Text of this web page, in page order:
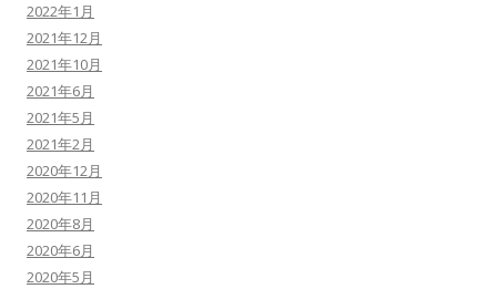
2022年1月
2021年12月
2021年10月
2021年6月
2021年5月
2021年2月
2020年12月
2020年11月
2020年8月
2020年6月
2020年5月